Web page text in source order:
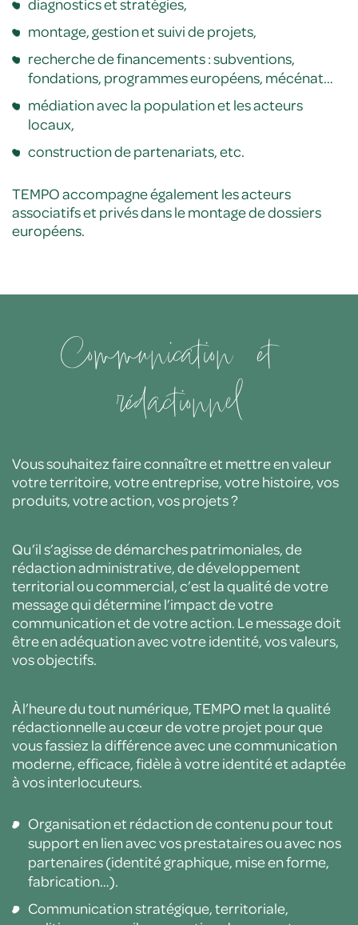
montage, gestion et suivi de projets,
recherche de financements : subventions,
fondations, programmes européens, mécénat…
médiation avec la population et les acteurs
locaux,
construction de partenariats, etc.
TEMPO accompagne également les acteurs
associatifs et privés dans le montage de dossiers
européens.
Communication et
rédactionnel
Vous souhaitez faire connaître et mettre en valeur
votre territoire, votre entreprise, votre histoire, vos
produits, votre action, vos projets ?
Qu’il s’agisse de démarches patrimoniales, de
rédaction administrative, de développement
territorial ou commercial, c’est la qualité de votre
message qui détermine l’impact de votre
communication et de votre action. Le message doit
être en adéquation avec votre identité, vos valeurs,
vos objectifs.
À l’heure du tout numérique, TEMPO met la qualité
rédactionnelle au cœur de votre projet pour que
vous fassiez la différence avec une communication
moderne, efficace, fidèle à votre identité et adaptée
à vos interlocuteurs.
Organisation et rédaction de contenu pour tout
support en lien avec vos prestataires ou avec nos
partenaires (identité graphique, mise en forme,
fabrication…).
Communication stratégique, territoriale,